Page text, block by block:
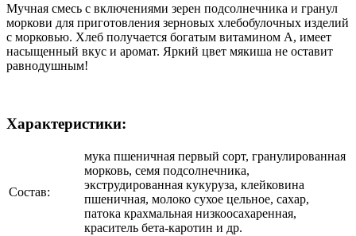
Мучная смесь с включениями зерен подсолнечника и гранул
моркови для приготовления зерновых хлебобулочных изделий
с морковью. Хлеб получается богатым витамином А, имеет
насыщенный вкус и аромат. Яркий цвет мякиша не оставит
равнодушным!
Характеристики:
Состав:
мука пшеничная первый сорт, гранулированная
морковь, семя подсолнечника,
экструдированная кукуруза, клейковина
пшеничная, молоко сухое цельное, сахар,
патока крахмальная низкоосахаренная,
краситель бета-каротин и др.